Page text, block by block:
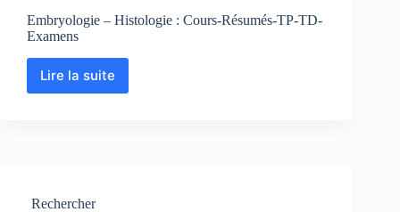
Embryologie – Histologie : Cours-Résumés-TP-TD-
Examens
Lire la suite
Embryologie
TD-
Rechercher